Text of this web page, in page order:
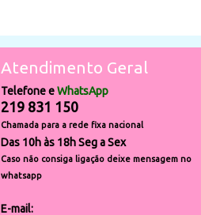
Atendimento Geral
Telefone eWhatsApp
219 831 150
Chamada para a rede fixa nacional
Das 10h às 18h Seg a Sex
Caso não consiga ligação deixe mensagem no
whatsapp
E-mail: